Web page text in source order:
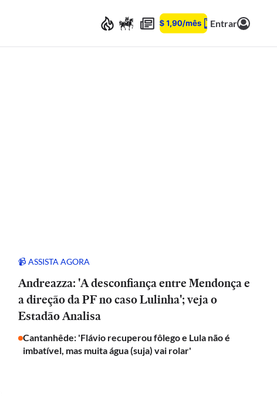
Entrar
📹 ASSISTA AGORA
Andreazza: 'A desconfiança entre Mendonça e
a direção da PF no caso Lulinha'; veja o
Estadão Analisa
Cantanhêde: 'Flávio recuperou fôlego e Lula não é
imbatível, mas muita água (suja) vai rolar'